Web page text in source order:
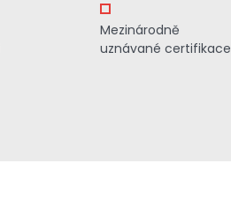
Mezinárodně
uznávané certifikace